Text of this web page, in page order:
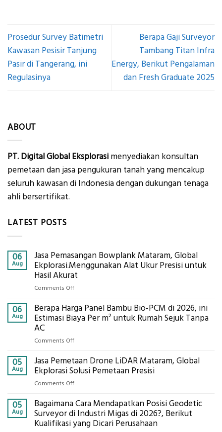
Prosedur Survey Batimetri
Kawasan Pesisir Tanjung
Pasir di Tangerang, ini
Regulasinya
Berapa Gaji Surveyor
Tambang Titan Infra
Energy, Berikut Pengalaman
dan Fresh Graduate 2025
ABOUT
PT. Digital Global Eksplorasi menyediakan konsultan
pemetaan dan jasa pengukuran tanah yang mencakup
seluruh kawasan di Indonesia dengan dukungan tenaga
ahli bersertifikat.
LATEST POSTS
06
Aug
Jasa Pemasangan Bowplank Mataram, Global
Ekplorasi.Menggunakan Alat Ukur Presisi untuk
Hasil Akurat
Comments Offon
Pemasangan
Bowplank
Ukur
Presisi
untuk
Akurat
06
Aug
Berapa Harga Panel Bambu Bio-PCM di 2026, ini
Estimasi Biaya Per m² untuk Rumah Sejuk Tanpa
AC
Comments Offon
Harga
Panel
di
2026,
ini
05
Aug
Jasa Pemetaan Drone LiDAR Mataram, Global
Ekplorasi Solusi Pemetaan Presisi
Comments Offon
Pemetaan
Drone
LiDAR
Mataram,
05
Aug
Bagaimana Cara Mendapatkan Posisi Geodetic
Surveyor di Industri Migas di 2026?, Berikut
Kualifikasi yang Dicari Perusahaan